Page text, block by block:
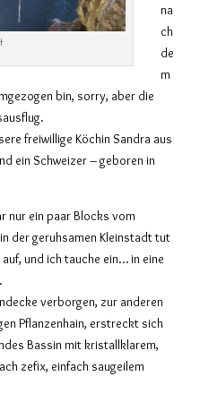
na
ch
de
m
bin, sorry, aber die
freiwillige Köchin Sandra aus
ein Schweizer – geboren in
nur ein paar Blocks vom
der geruhsamen Kleinstadt tut
und ich tauche ein… in eine
verborgen, zur anderen
Pflanzenhain, erstreckt sich
Bassin mit kristallklarem,
zefix, einfach saugeilem